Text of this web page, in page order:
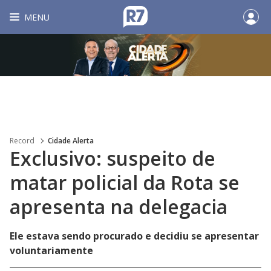
MENU
Record Cidade Alerta
Exclusivo: suspeito de
matar policial da Rota se
apresenta na delegacia
Ele estava sendo procurado e decidiu se apresentar
voluntariamente